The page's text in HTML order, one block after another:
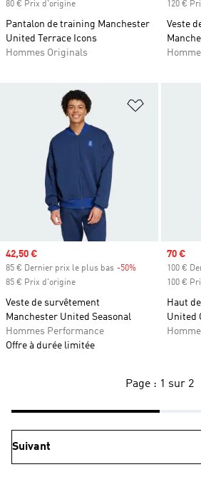
80 € Prix d'origine
Pantalon de training Manchester
United Terrace Icons
Hommes Originals
120 €
Veste
Ajouter à
Prix soldé
42,50 €
85 € Dernier prix le plus bas -50%
85 € Prix d'origine
Veste de survêtement
Manchester United Seasonal
Hommes Performance
Offre à durée limitée
Prix
70 €
100 €
100 €
Haut
United
Page : 1 sur 2
Suivant